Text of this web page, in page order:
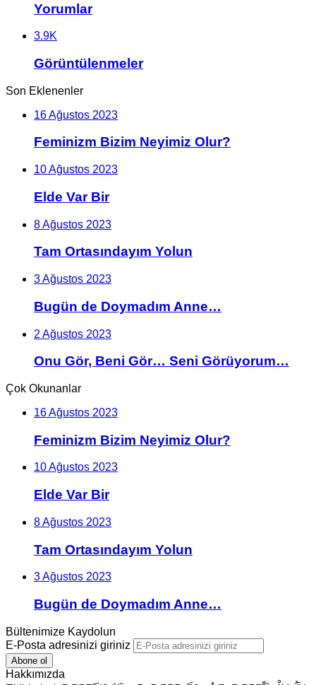
Yorumlar
3.9K
Görüntülenmeler
Son Eklenenler
16 Ağustos 2023
Feminizm Bizim Neyimiz Olur?
10 Ağustos 2023
Elde Var Bir
8 Ağustos 2023
Tam Ortasındayım Yolun
3 Ağustos 2023
Bugün de Doymadım Anne…
2 Ağustos 2023
Onu Gör, Beni Gör… Seni Görüyorum…
Çok Okunanlar
16 Ağustos 2023
Feminizm Bizim Neyimiz Olur?
10 Ağustos 2023
Elde Var Bir
8 Ağustos 2023
Tam Ortasındayım Yolun
3 Ağustos 2023
Bugün de Doymadım Anne…
Bültenimize Kaydolun
E-Posta adresinizi giriniz
Hakkımızda